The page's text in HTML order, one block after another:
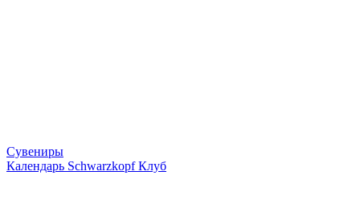
Сувениры
Календарь ‎Schwarzkopf Клуб